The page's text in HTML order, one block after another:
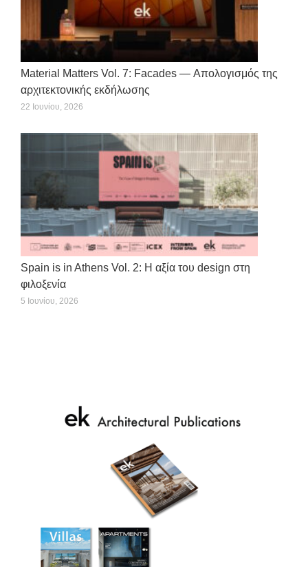
Material Matters Vol. 7: Facades — Απολογισμός της
αρχιτεκτονικής εκδήλωσης
22 Ιουνίου, 2026
Spain is in Athens Vol. 2: Η αξία του design στη
φιλοξενία
5 Ιουνίου, 2026